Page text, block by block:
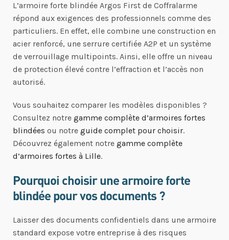
L’armoire forte blindée Argos First de Coffralarme
répond aux exigences des professionnels comme des
particuliers. En effet, elle combine une construction en
acier renforcé, une serrure certifiée A2P et un système
de verrouillage multipoints. Ainsi, elle offre un niveau
de protection élevé contre l’effraction et l’accès non
autorisé.
Vous souhaitez comparer les modèles disponibles ?
Consultez notre gamme complète d’armoires fortes
blindées ou notre guide complet pour choisir.
Découvrez également notre gamme complète
d’armoires fortes à Lille.
Pourquoi choisir une armoire forte
blindée pour vos documents ?
Laisser des documents confidentiels dans une armoire
standard expose votre entreprise à des risques